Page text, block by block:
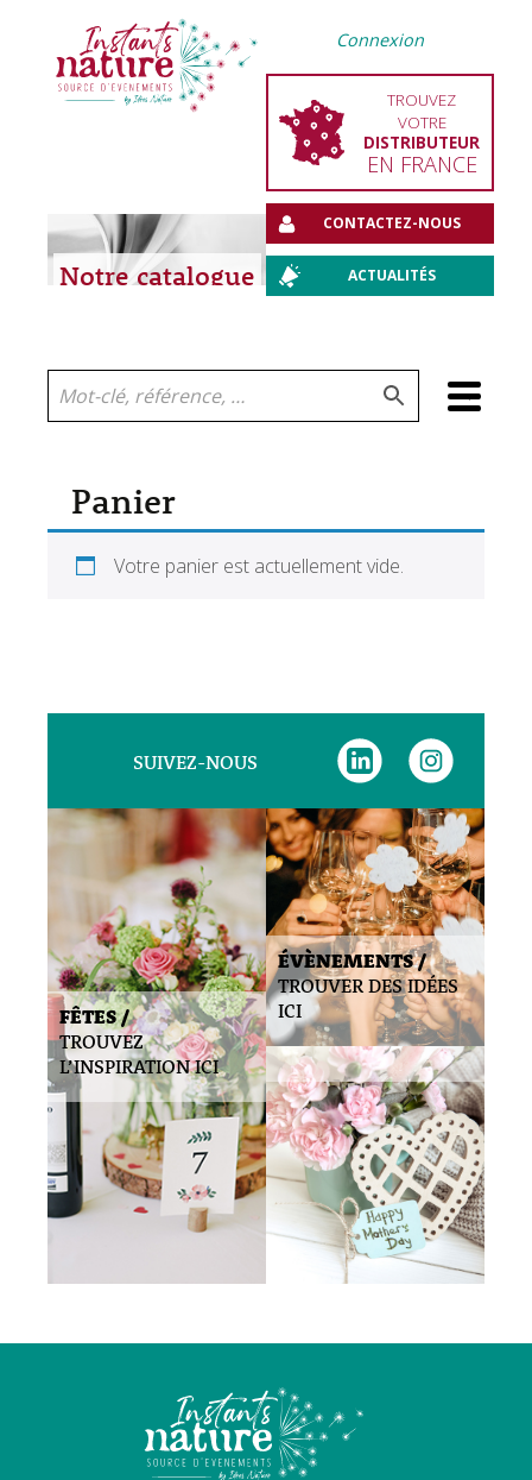
SUIVEZ-NOUS
ÉVÈNEMENTS /
TROUVER DES IDÉES
ICI
FÊTES /
TROUVEZ
L’INSPIRATION ICI
Connexion
TROUVEZ
VOTRE
DISTRIBUTEUR
EN FRANCE
CONTACTEZ-NOUS
ACTUALITÉS
Notre catalogue
Aller
au
Panier
Votre panier est actuellement vide.